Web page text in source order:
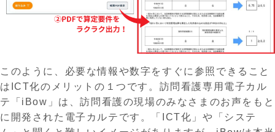
このように、必要な情報や数字をすぐに参照できること
はICT化のメリットの１つです。訪問看護専用電子カル
テ「iBow」は、訪問看護の現場のみなさまのお声をもと
に開発された電子カルテです。「ICT化」や「システ